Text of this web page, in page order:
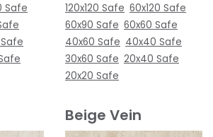
Safe
120x120 Safe 60x120 Safe
60x90 Safe 60x60 Safe
40x60 Safe 40x40 Safe
30x60 Safe 20x40 Safe
20x20 Safe
Beige Vein